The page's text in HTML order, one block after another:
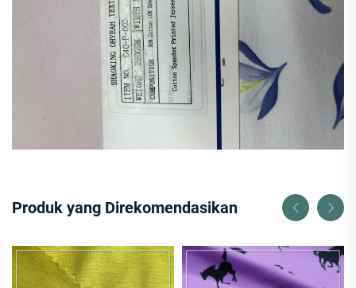
Produk yang Direkomendasikan